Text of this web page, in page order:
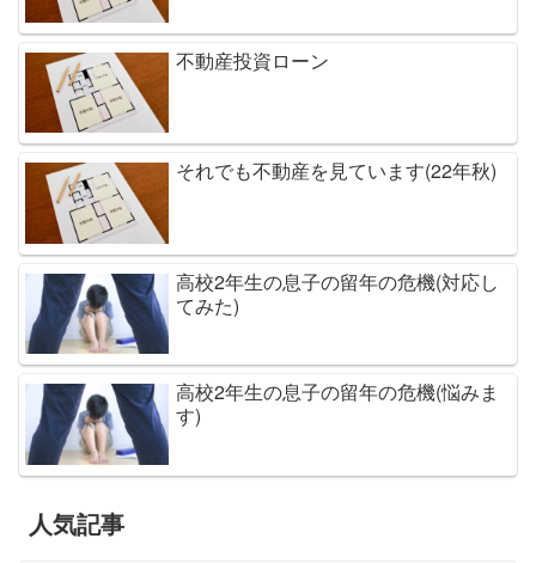
不動産投資ローン
それでも不動産を見ています(22年秋)
高校2年生の息子の留年の危機(対応し
てみた)
高校2年生の息子の留年の危機(悩みま
す)
人気記事